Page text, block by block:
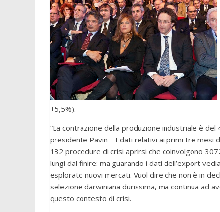
+5,5%).
“La contrazione della produzione industriale è
presidente Pavin – I dati relativi ai primi tre mesi
132 procedure di crisi aprirsi che coinvolgono
lungi dal finire: ma guarando i dati dell’export
esplorato nuovi mercati. Vuol dire che non è in
selezione darwiniana durissima, ma continua ad
questo contesto di crisi.